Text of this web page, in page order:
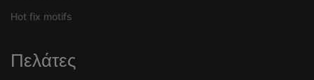
Hot fix motifs
Πελάτες